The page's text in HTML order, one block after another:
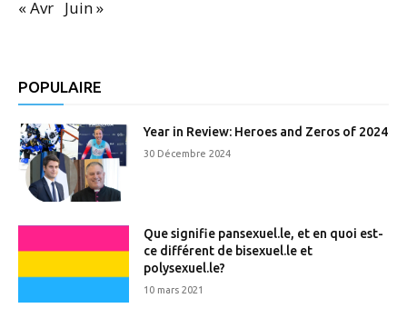
« Avr Juin »
POPULAIRE
Year in Review: Heroes and Zeros of 2024
30 Décembre 2024
Que signifie pansexuel.le, et en quoi est-
ce différent de bisexuel.le et
polysexuel.le?
10 mars 2021